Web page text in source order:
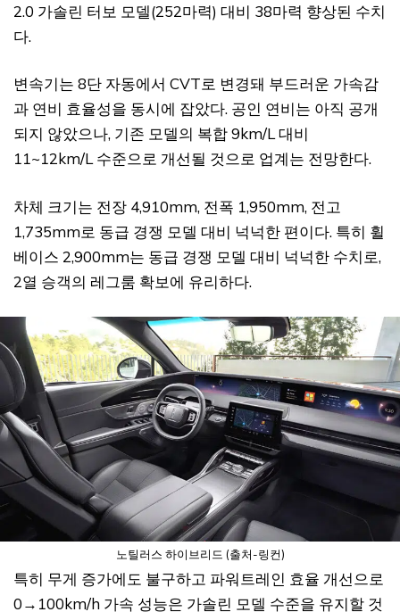
2.0 가솔린 터보 모델(252마력) 대비 38마력 향상된 수치
다.
변속기는 8단 자동에서 CVT로 변경돼 부드러운 가속감
과 연비 효율성을 동시에 잡았다. 공인 연비는 아직 공개
되지 않았으나, 기존 모델의 복합 9km/L 대비
11~12km/L 수준으로 개선될 것으로 업계는 전망한다.
차체 크기는 전장 4,910mm, 전폭 1,950mm, 전고
1,735mm로 동급 경쟁 모델 대비 넉넉한 편이다. 특히 휠
베이스 2,900mm는 동급 경쟁 모델 대비 넉넉한 수치로,
2열 승객의 레그룸 확보에 유리하다.
노틸러스 하이브리드 (출처-링컨)
특히 무게 증가에도 불구하고 파워트레인 효율 개선으로
0→100km/h 가속 성능은 가솔린 모델 수준을 유지할 것